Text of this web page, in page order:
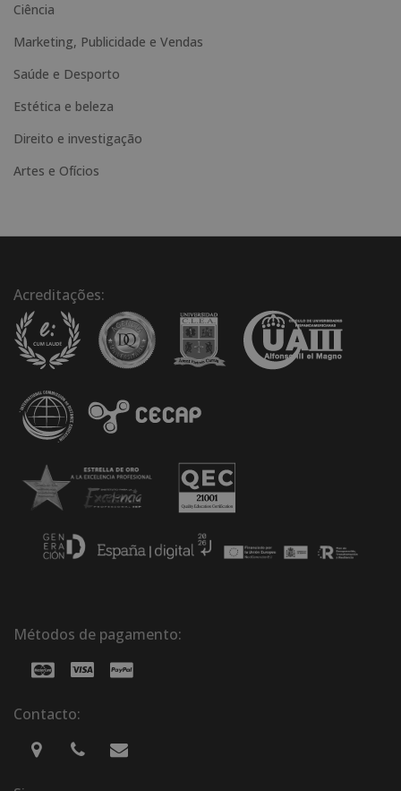
Ciência
Marketing, Publicidade e Vendas
Saúde e Desporto
Estética e beleza
Direito e investigação
Artes e Ofícios
Acreditações:
Métodos de pagamento:
Contacto: